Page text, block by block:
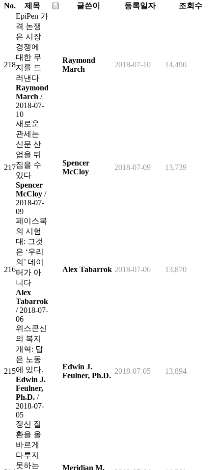
No.
제목 글쓴이 등록일자 조회수
218
EpiPen 가
격 논쟁
은 시장
경쟁에
대한 무
지를 드
러낸다
Raymond
March /
2018-07-
10
Raymond
March
2018-07-10 14,490
217
새로운
관세는
신문 산
업을 뒤
집을 수
있다
Spencer
McCloy /
2018-07-
09
Spencer
McCloy
2018-07-09 13,739
216
페이스북
의 시험
대: 그것
은 ‘우리
의’ 데이
터가 아
니다
Alex
Tabarrok
/ 2018-07-
06
Alex Tabarrok 2018-07-06 13,870
215
위스콘신
의 복지
개혁: 답
은 노동
에 있다.
Edwin J.
Feulner,
Ph.D. /
2018-07-
05
Edwin J.
Feulner, Ph.D.
2018-07-05 13,894
정신 질
환을 올
바르게
다루지
못하는
Meridian M.